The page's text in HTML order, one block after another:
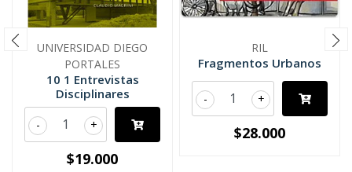
UNIVERSIDAD DIEGO
PORTALES
10 1 Entrevistas
Disciplinares
+
-
$19.000
RIL
Fragmentos Urbanos
+
-
$28.000